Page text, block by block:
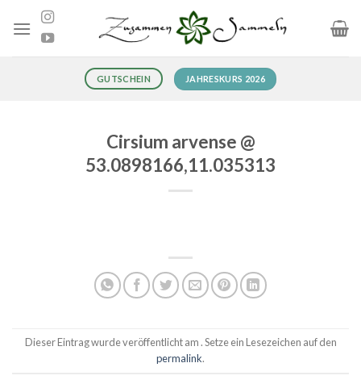
Inhalt
GUTSCHEIN JAHRESKURS 2026
Cirsium arvense @
53.0898166,11.035313
Dieser Eintrag wurde veröffentlicht am . Setze ein Lesezeichen auf den
permalink.